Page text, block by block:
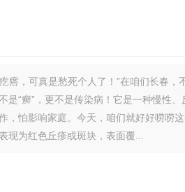
瘩，可真是愁死个人了！”在咱们长春，
“癣”，更不是传染病！它是一种慢性、
怕影响家庭。今天，咱们就好好唠唠
现为红色丘疹或斑块，表面覆...